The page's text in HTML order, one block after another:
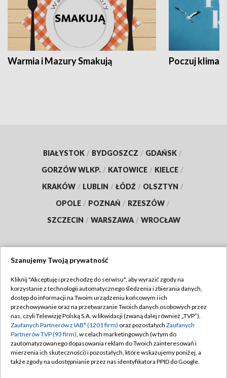
Warmia i Mazury Smakują Poczuj klimat
BIAŁYSTOK / BYDGOSZCZ / GDAŃSK /
GORZÓW WLKP. / KATOWICE / KIELCE /
KRAKÓW / LUBLIN / ŁÓDŹ / OLSZTYN /
OPOLE / POZNAŃ / RZESZÓW /
SZCZECIN / WARSZAWA / WROCŁAW
TVP
Abonament TVP
Emisja w TVP
Centrum informacji TVP
Naziemna Telewizja Cyfrowa
Regulamin TVP
Polityka prywatności
Moje zgody
Pomoc
Szanujemy Twoją prywatność
Kliknij "Akceptuję i przechodzę do serwisu", aby wyrazić zgody na
korzystanie z technologii automatycznego śledzenia i zbierania danych,
dostęp do informacji na Twoim urządzeniu końcowym i ich
przechowywanie oraz na przetwarzanie Twoich danych osobowych przez
nas, czyli Telewizję Polską S.A. w likwidacji (zwaną dalej również „TVP”),
Zaufanych Partnerów z IAB* (1201 firm) oraz pozostałych Zaufanych
Partnerów TVP (93 firm), w celach marketingowych (w tym do
zautomatyzowanego dopasowania reklam do Twoich zainteresowań i
mierzenia ich skuteczności) i pozostałych, które wskazujemy poniżej, a
także zgody na udostępnianie przez nas identyfikatora PPID do Google.